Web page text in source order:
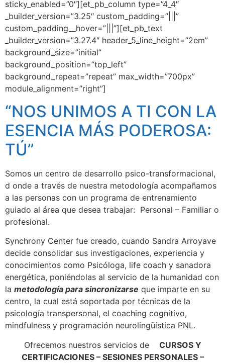
sticky_enabled=”0″][et_pb_column type=”4_4″
_builder_version=”3.25″ custom_padding=”|||”
custom_padding__hover=”|||”][et_pb_text
_builder_version=”3.27.4″ header_5_line_height=”2em”
background_size=”initial”
background_position=”top_left”
background_repeat=”repeat” max_width=”700px”
module_alignment=”right”]
“NOS UNIMOS A TI CON LA
ESENCIA MÁS PODEROSA:
TÚ”
Somos un centro de desarrollo psico-transformacional,
d onde a través de nuestra metodología acompañamos
a las personas con un programa de entrenamiento
guiado al área que desea trabajar: Personal – Familiar o
profesional.
Synchrony Center fue creado, cuando Sandra Arroyave
decide consolidar sus investigaciones, experiencia y
conocimientos como Psicóloga, life coach y sanadora
energética, poniéndolas al servicio de la humanidad con
la metodología para sincronizarse que imparte en su
centro, la cual está soportada por técnicas de la
psicología transpersonal, el coaching cognitivo,
mindfulness y programación neurolingüística PNL.
Ofrecemos nuestros servicios de CURSOS Y
CERTIFICACIONES – SESIONES PERSONALES –